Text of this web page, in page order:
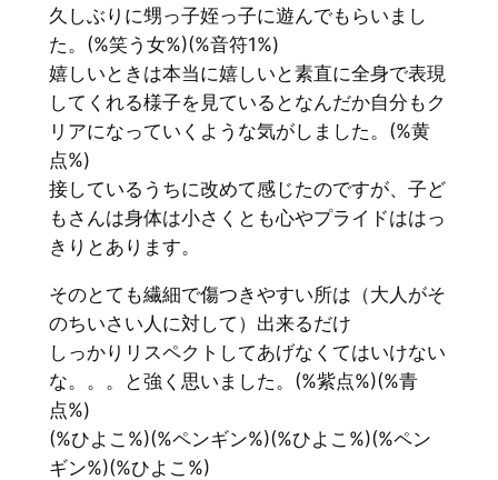
久しぶりに甥っ子姪っ子に遊んでもらいまし
た。(%笑う女%)(%音符1%)
嬉しいときは本当に嬉しいと素直に全身で表現
してくれる様子を見ているとなんだか自分もク
リアになっていくような気がしました。(%黄
点%)
接しているうちに改めて感じたのですが、子ど
もさんは身体は小さくとも心やプライドははっ
きりとあります。
そのとても繊細で傷つきやすい所は（大人がそ
のちいさい人に対して）出来るだけ
しっかりリスペクトしてあげなくてはいけない
な。。。と強く思いました。(%紫点%)(%青
点%)
(%ひよこ%)(%ペンギン%)(%ひよこ%)(%ペン
ギン%)(%ひよこ%)